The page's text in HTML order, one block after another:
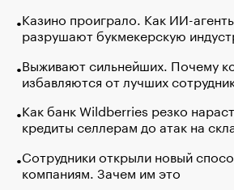
Казино проиграло. Как ИИ-
разрушают букмекерскую
Выживают сильнейших. Почему
избавляются от лучших
Как банк Wildberries резко
кредиты селлерам до атак на
Сотрудники открыли новый
компаниям. Зачем им это